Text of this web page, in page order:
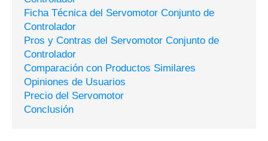
Ficha Técnica del Servomotor Conjunto de
Controlador
Pros y Contras del Servomotor Conjunto de
Controlador
Comparación con Productos Similares
Opiniones de Usuarios
Precio del Servomotor
Conclusión